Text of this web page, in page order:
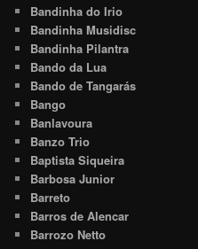
Bandinha do Irio
Bandinha Musidisc
Bandinha Pilantra
Bando da Lua
Bando de Tangarás
Bango
Banlavoura
Banzo Trio
Baptista Siqueira
Barbosa Junior
Barreto
Barros de Alencar
Barrozo Netto